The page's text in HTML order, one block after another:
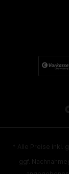
* Alle Preise inkl.
ggf.